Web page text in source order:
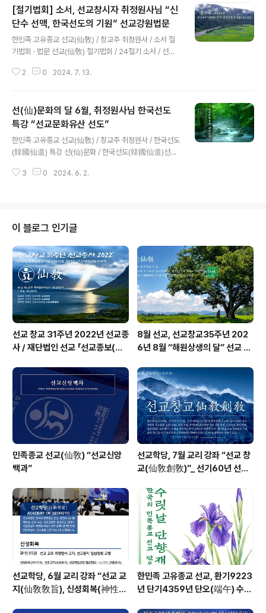
[절기법회] 소서, 선교창시자 취정원사님 “신
단수 선맥, 한국선도의 기원” 선교강원법문
한민족 고유종교 선교(仙敎) / 창교주 취정원사 / 소서 절
기법회 · 법문 선교(仙敎) 절기법회 / 24절기 소서 / 선교
한국선도의 기원(韓國仙道起源)” 선교(仙敎) 취정원사,
(桓因)의 교화 선교(仙敎)에서 비롯되어 환국(桓國)으로
전해졌으니, 한국선도(韓國仙道)는 곧 환국선도(桓國仙
道)이다. 한국선도의 선맥(仙脈)은 천지인합일(天地人合
一)의 상징인 신단수(神檀樹) 아래로 하강한 환웅(桓雄)
에서 단군(檀君)으로 이어져, 하느님 환인(桓因上帝)께
제천(祭天)하며 교화(敎化)를 펼치어 생무생일체를 다스
2 0 2024. 7. 13.
선(仙)문화의 달 6월, 취정원사님 한국선도
특강 “선교문화유산 선도”
한민족 고유종교 선교(仙敎) / 창교주 취정원사 / 한국선도
(韓國仙道) 특강 선(仙)문화 / 한국선도(韓國仙道)선교
화유산(仙敎文化遺産)” 선교(仙敎) 취정원사, ‘6월, 선
聚正元師 仙道敎諭 [선교중앙종무원] 한국의 민족종교
종단 재단법인 선교(財團法人仙敎)와 선교총림 선림원
(仙敎叢林仙林院)은 6월 1일 ‘선문화(仙文化)의 달’을
맞아 ‘선교문화유산(仙敎文化遺産) 선도(仙道)’를 주제
로 선교 창시자 취정원사(聚正元師)님의 한국선도(韓國
仙道) 특강을 영상교화로 진행했습니다.취..
3 0 2024. 6. 2.
이 블로그 인기글
선교 창교 31주년 2022년 선교종
사 / 재단법인 선교 「선교종보(仙
8월 선교, 선교창교35주년 202
6년 8월 “해원상생의 달” 선교 법
민족종교 선교(仙敎) “선교신앙
백과”
선교학당, 7월 교리 강좌 “선교 창
교(仙敎創敎)”_ 선기60년 선교
선교학당, 6월 교리 강좌 “선교 교
지(仙敎敎旨), 신성회복(神性回
한민족 고유종교 선교, 환기9223
년 단기4359년 단오(端午) 수릿